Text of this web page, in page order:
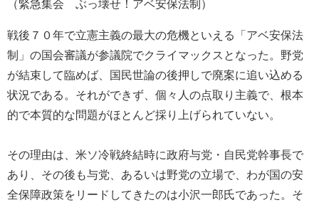
（緊急集会 ぶっ壊せ！アベ安保法制）
戦後７０年で立憲主義の最大の危機といえる「アベ安保法
制」の国会審議が参議院でクライマックスとなった。野党
が結束して臨めば、国民世論の後押しで廃案に追い込める
状況である。それができず、個々人の点取り主義で、根本
的で本質的な問題がほとんど採り上げられていない。
その理由は、米ソ冷戦終結時に政府与党・自民党幹事長で
あり、その後も与党、あるいは野党の立場で、わが国の安
全保障政策をリードしてきたのは小沢一郎氏であった。そ